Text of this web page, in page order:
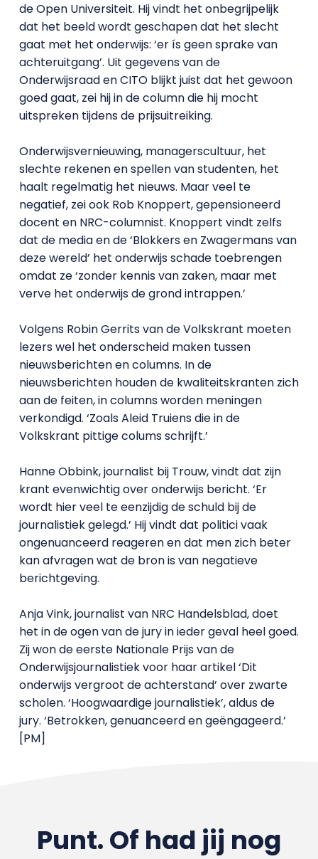
de Open Universiteit. Hij vindt het onbegrijpelijk
dat het beeld wordt geschapen dat het slecht
gaat met het onderwijs: ‘er ís geen sprake van
achteruitgang’. Uit gegevens van de
Onderwijsraad en CITO blijkt juist dat het gewoon
goed gaat, zei hij in de column die hij mocht
uitspreken tijdens de prijsuitreiking.
Onderwijsvernieuwing, managerscultuur, het
slechte rekenen en spellen van studenten, het
haalt regelmatig het nieuws. Maar veel te
negatief, zei ook Rob Knoppert, gepensioneerd
docent en NRC-columnist. Knoppert vindt zelfs
dat de media en de ‘Blokkers en Zwagermans van
deze wereld’ het onderwijs schade toebrengen
omdat ze ‘zonder kennis van zaken, maar met
verve het onderwijs de grond intrappen.’
Volgens Robin Gerrits van de Volkskrant moeten
lezers wel het onderscheid maken tussen
nieuwsberichten en columns. In de
nieuwsberichten houden de kwaliteitskranten zich
aan de feiten, in columns worden meningen
verkondigd. ‘Zoals Aleid Truiens die in de
Volkskrant pittige colums schrijft.’
Hanne Obbink, journalist bij Trouw, vindt dat zijn
krant evenwichtig over onderwijs bericht. ‘Er
wordt hier veel te eenzijdig de schuld bij de
journalistiek gelegd.’ Hij vindt dat politici vaak
ongenuanceerd reageren en dat men zich beter
kan afvragen wat de bron is van negatieve
berichtgeving.
Anja Vink, journalist van NRC Handelsblad, doet
het in de ogen van de jury in ieder geval heel goed.
Zij won de eerste Nationale Prijs van de
Onderwijsjournalistiek voor haar artikel ‘Dit
onderwijs vergroot de achterstand’ over zwarte
scholen. ‘Hoogwaardige journalistiek’, aldus de
jury. ‘Betrokken, genuanceerd en geëngageerd.’
[PM]
Punt. Of had jij nog